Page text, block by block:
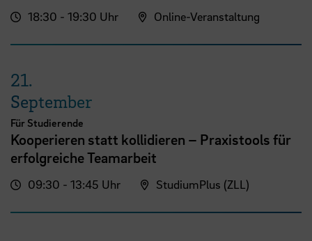
18:30 - 19:30 Uhr Online-Veranstaltung
21.
September
Für Studierende
Kooperieren statt kollidieren – Praxistools für
erfolgreiche Teamarbeit
09:30 - 13:45 Uhr StudiumPlus (ZLL)